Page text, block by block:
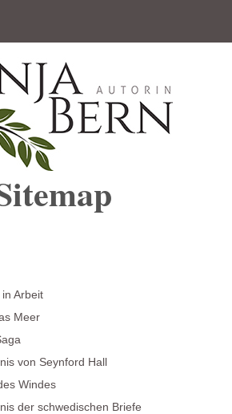
in Arbeit
Meer
von Seynford Hall
Windes
der schwedischen Briefe